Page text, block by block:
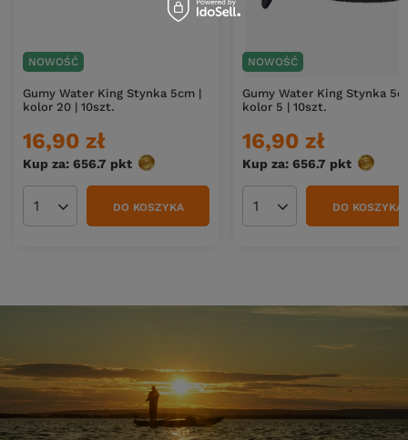
NOWOŚĆ
Gumy Water King Stynka 5cm |
kolor 20 | 10szt.
16,90 zł
Kup za: 656.7 pkt punktów
Ilość produktówDO KOSZYKA
NOWOŚĆ
Gumy Water King Stynka
kolor 5 | 10szt.
16,90 zł
Kup za: 656.7 pkt
Ilość produktówDO KOSZYKA